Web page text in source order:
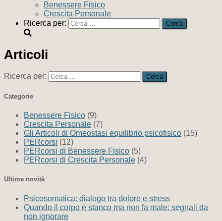
Benessere Fisico
Crescita Personale
Ricerca per:
Articoli
Ricerca per:
Categorie
Benessere Fisico (9)
Crescita Personale (7)
Gli Articoli di Omeostasi equilibrio psicofisico (15)
PERcorsi (12)
PERcorsi di Benessere Fisico (5)
PERcorsi di Crescita Personale (4)
Ultime novità
Psicosomatica: dialogo tra dolore e stress
Quando il corpo è stanco ma non fa male: segnali da
non ignorare